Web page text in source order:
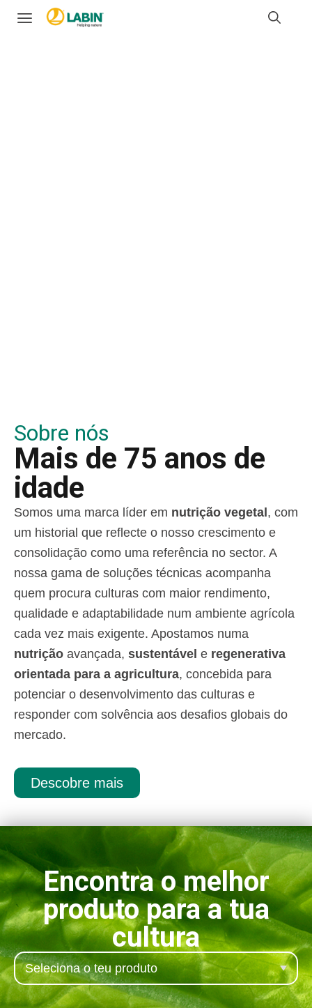
Sobre nós
Mais de 75 anos de
idade
Somos uma marca líder em nutrição vegetal , com
um historial que reflecte o nosso crescimento e
consolidação como uma referência no sector. A
nossa gama de soluções técnicas acompanha
quem procura culturas com maior rendimento,
qualidade e adaptabilidade num ambiente agrícola
cada vez mais exigente. Apostamos numa
nutrição avançada, sustentável e regenerativa
orientada para a agricultura, concebida para
potenciar o desenvolvimento das culturas e
responder com solvência aos desafios globais do
mercado.
Descobre mais
Encontra o melhor
produto para a tua
cultura